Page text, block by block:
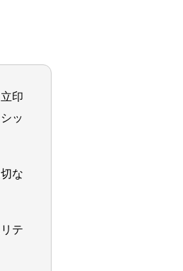
印
ッ
な
テ